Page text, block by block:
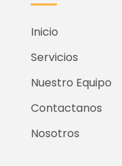
Inicio
Servicios
Nuestro Equipo
Contactanos
Nosotros